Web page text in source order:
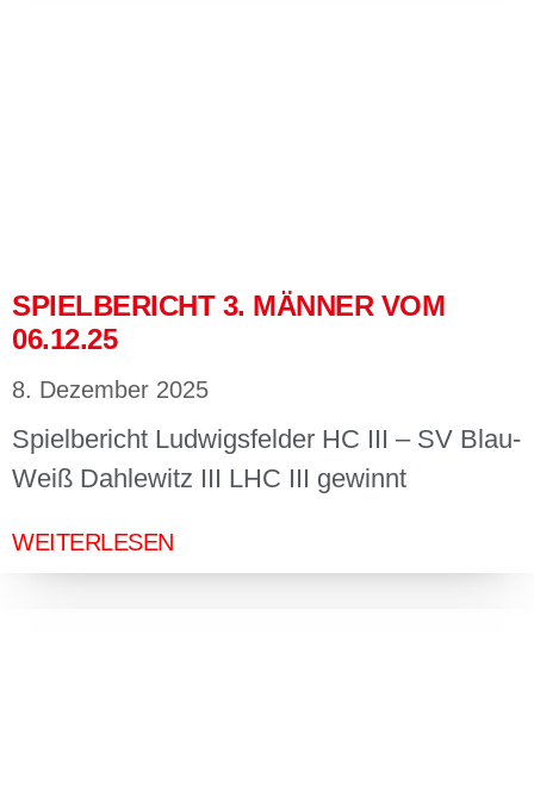
SPIELBERICHT 3. MÄNNER VOM
06.12.25
8. Dezember 2025
Spielbericht Ludwigsfelder HC III – SV Blau-
Weiß Dahlewitz III LHC III gewinnt
WEITERLESEN